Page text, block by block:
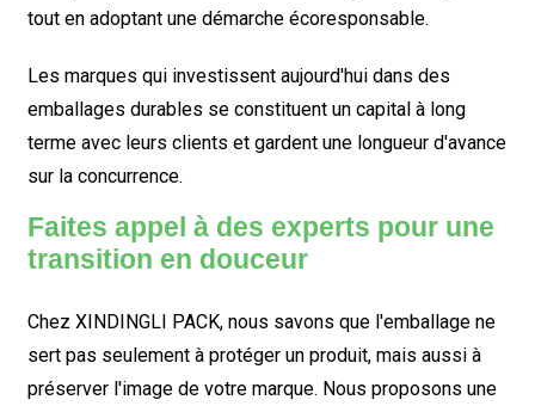
tout en adoptant une démarche écoresponsable.
Les marques qui investissent aujourd'hui dans des
emballages durables se constituent un capital à long
terme avec leurs clients et gardent une longueur d'avance
sur la concurrence.
Faites appel à des experts pour une
transition en douceur
Chez XINDINGLI PACK, nous savons que l'emballage ne
sert pas seulement à protéger un produit, mais aussi à
préserver l'image de votre marque. Nous proposons une